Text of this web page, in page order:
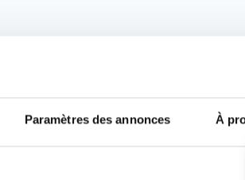
Paramètres des annonces À